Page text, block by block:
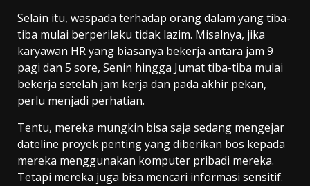
Selain itu, waspada terhadap orang dalam yang tiba-
tiba mulai berperilaku tidak lazim. Misalnya, jika
karyawan HR yang biasanya bekerja antara jam 9
pagi dan 5 sore, Senin hingga Jumat tiba-tiba mulai
bekerja setelah jam kerja dan pada akhir pekan,
perlu menjadi perhatian.
Tentu, mereka mungkin bisa saja sedang mengejar
dateline proyek penting yang diberikan bos kepada
mereka menggunakan komputer pribadi mereka.
Tetapi mereka juga bisa mencari informasi sensitif.